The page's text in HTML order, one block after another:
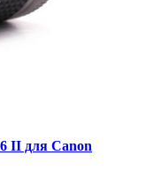
II для Canon